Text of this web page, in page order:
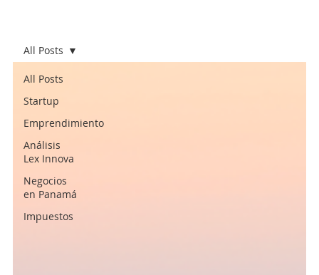
All Posts
Startup
Emprendimiento
Análisis
Lex Innova
Negocios
en Panamá
Impuestos
All Posts